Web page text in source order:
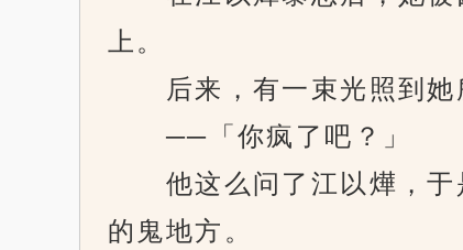
上。
后来，有一束光照到她
──「你疯了吧？」
他这么问了江以燁，于
的鬼地方。